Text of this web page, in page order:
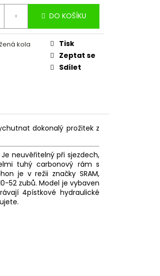
DO KOŠÍKU
kola
Tisk
Zeptat se
Sdílet
dokonalý prožitek z
neuvěřitelný při sjezdech,
tuhý carbonový rám s
je v režii značky SRAM,
52 zubů. Model je vybaven
4pístkové hydraulické